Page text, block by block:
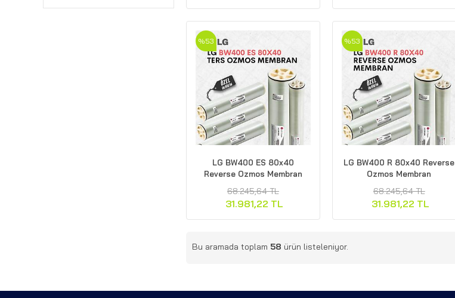
LG BW400 ES 80x40
Reverse Ozmos Membran
68.245,64 TL
31.981,22 TL
%53
LG BW400 R 80x40 Reverse
Ozmos Membran
68.245,64 TL
31.981,22 TL
%53
Bu aramada toplam 58 ürün listeleniyor.